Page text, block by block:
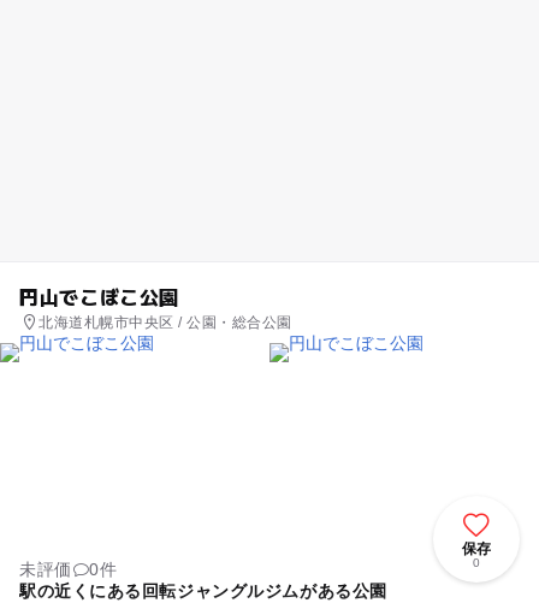
円山でこぼこ公園
北海道札幌市中央区 / 公園・総合公園
保存
0
未評価
0件
駅の近くにある回転ジャングルジムがある公園